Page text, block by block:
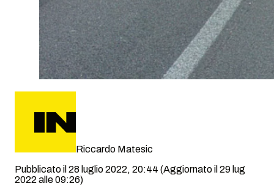
Riccardo Matesic
Pubblicato il 28 luglio 2022, 20:44 (Aggiornato il 29 lug
2022 alle 09:26)